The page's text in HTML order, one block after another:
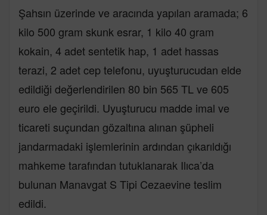
Şahsın üzerinde ve aracında yapılan aramada; 6
kilo 500 gram skunk esrar, 1 kilo 40 gram
kokain, 4 adet sentetik hap, 1 adet hassas
terazi, 2 adet cep telefonu, uyuşturucudan elde
edildiği değerlendirilen 80 bin 565 TL ve 605
euro ele geçirildi. Uyuşturucu madde imal ve
ticareti suçundan gözaltına alınan şüpheli
jandarmadaki işlemlerinin ardından çıkarıldığı
mahkeme tarafından tutuklanarak Ilıca’da
bulunan Manavgat S Tipi Cezaevine teslim
edildi.